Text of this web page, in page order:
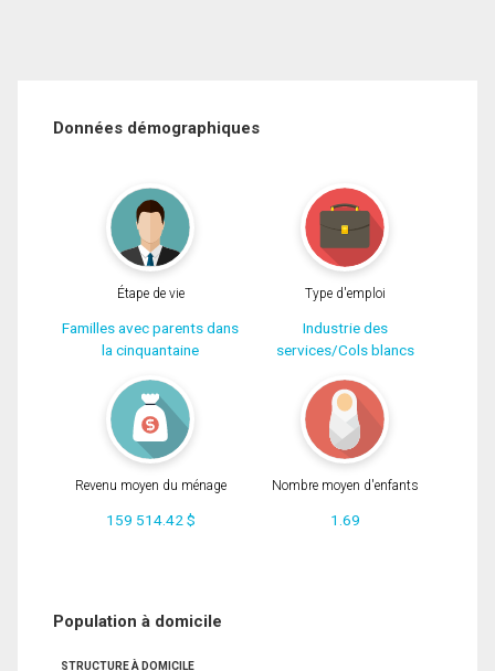
Données démographiques
Étape de vie
Familles avec parents dans
la cinquantaine
Type d'emploi
Industrie des
services/Cols blancs
Revenu moyen du ménage
159 514.42 $
Nombre moyen d'enfants
1.69
Population à domicile
STRUCTURE À DOMICILE